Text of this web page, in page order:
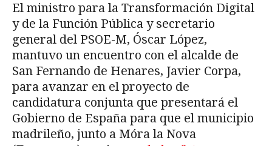
El ministro para la Transformación Digital
y de la Función Pública y secretario
general del PSOE-M, Óscar López,
mantuvo un encuentro con el alcalde de
San Fernando de Henares, Javier Corpa,
para avanzar en el proyecto de
candidatura conjunta que presentará el
Gobierno de España para que el municipio
madrileño, junto a Móra la Nova